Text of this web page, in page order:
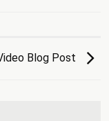
Blog Post